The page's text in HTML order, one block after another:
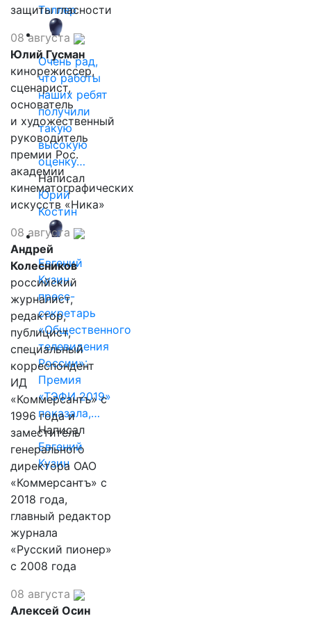
Таллер
Очень рад,
что работы
наших ребят
получили
такую
высокую
оценку…
Написал
Юрий
Костин
Евгений
Кузин,
пресс-
секретарь
«Общественного
телевидения
России»:
Премия
«ТЭФИ 2019»
показала,…
Написал
Евгений
Кузин
защиты гласности
08 августа
Юлий Гусман
кинорежиссер,
сценарист,
основатель
и художественный
руководитель
премии Рос.
академии
кинематографических
искусств «Ника»
08 августа
Андрей
Колесников
российский
журналист,
редактор,
публицист,
специальный
корреспондент
ИД
«Коммерсантъ» с
1996 года и
заместитель
генерального
директора ОАО
«Коммерсантъ» с
2018 года,
главный редактор
журнала
«Русский пионер»
с 2008 года
08 августа
Алексей Осин